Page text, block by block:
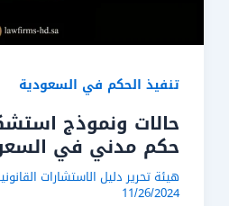
تنفيذ الحكم في السعودية
حالات ونموذج
حكم مدني في
هيئة تحرير دليل الاستشارات
11/26/2024